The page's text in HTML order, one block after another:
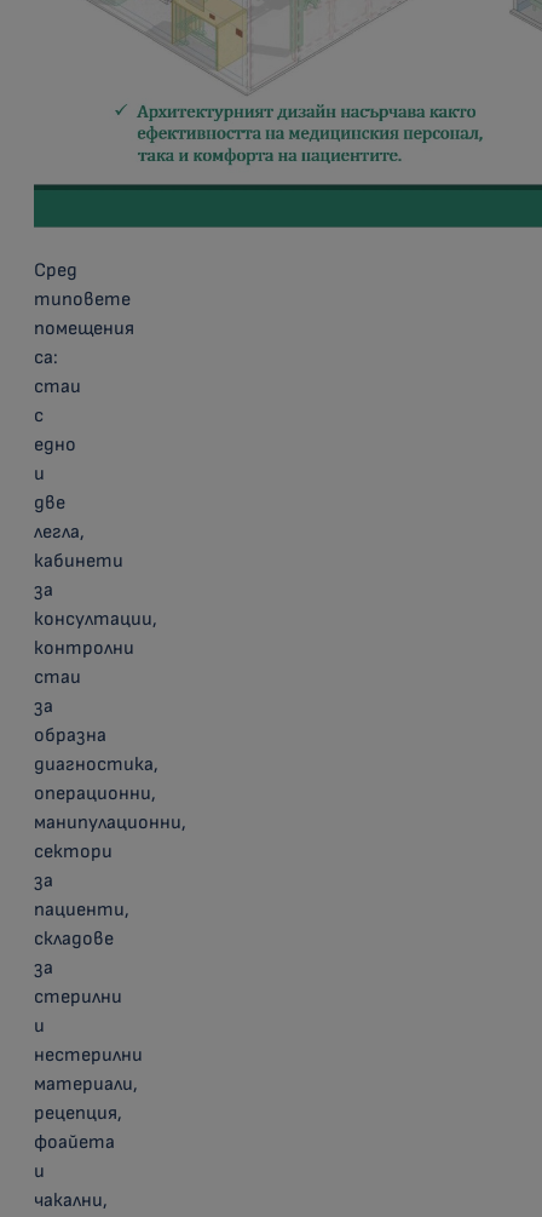
Сред
типовете
помещения
са:
стаи
с
едно
и
две
легла,
кабинети
за
консултации,
контролни
стаи
за
образна
диагностика,
операционни,
манипулационни,
сектори
за
пациенти,
складове
за
стерилни
и
нестерилни
материали,
рецепция,
фоайета
и
чакални,